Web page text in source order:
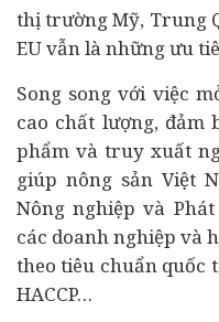
thị trường Mỹ, Trung
EU vẫn là những ưu
Song song với việc
cao chất lượng, đảm
phẩm và truy xuất
giúp nông sản Việt
Nông nghiệp và
các doanh nghiệp và
theo tiêu chuẩn quốc
HACCP…